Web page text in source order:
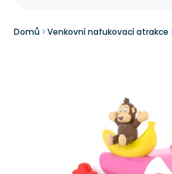
Domů Venkovní nafukovací atrakce